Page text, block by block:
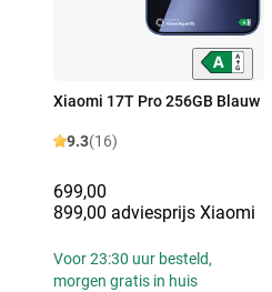
Xiaomi 17T Pro 256GB Blauw
9.3(16)
699,00
899,00 adviesprijs Xiaomi
Voor 23:30 uur besteld,
morgen gratis in huis